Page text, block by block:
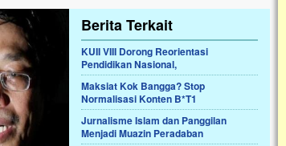
Berita Terkait
KUII VIII Dorong Reorientasi
Pendidikan Nasional,
Maksiat Kok Bangga? Stop
Normalisasi Konten B*T1
Jurnalisme Islam dan Panggilan
Menjadi Muazin Peradaban
Dari
baru
ini harus
yaitu tumor